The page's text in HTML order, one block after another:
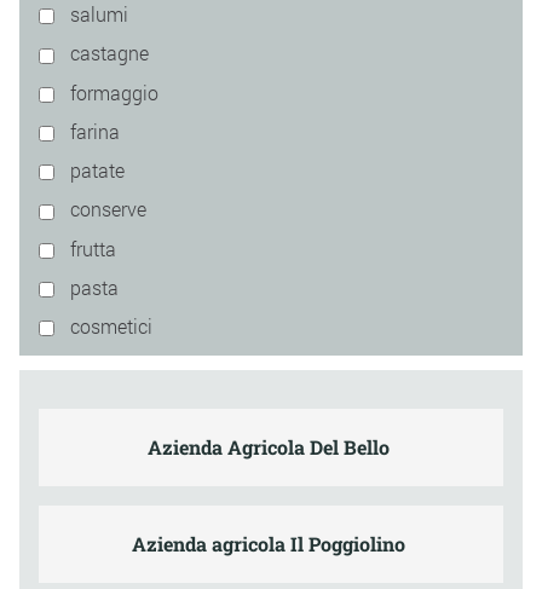
salumi
castagne
formaggio
farina
patate
conserve
frutta
pasta
cosmetici
Azienda Agricola Del Bello
Azienda agricola Il Poggiolino